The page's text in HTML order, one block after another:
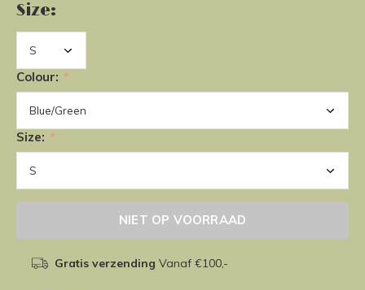
Size:
Colour: *
Size: *
NIET OP VOORRAAD
Gratis verzending Vanaf €100,-